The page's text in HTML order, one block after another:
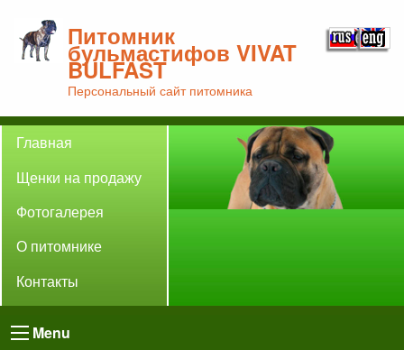
Питомник
бульмастифов VIVAT
BULFAST
Персональный сайт питомника
Главная
Щенки на продажу
Фотогалерея
О питомнике
Контакты
Menu